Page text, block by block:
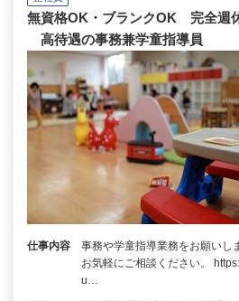
無資格OK・ブランクOK 完全週
高待遇の事務兼学童指導員
仕事内容
事務や学童指導業務をお願いし
お気軽にご相談ください。
u…